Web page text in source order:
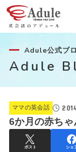
Adule公式ブ
Adule
ママの英会話
6か月の赤ち
ポスト シェ